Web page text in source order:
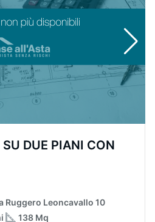
DUE PIANI CON
Ruggero Leoncavallo 10
138 Mq